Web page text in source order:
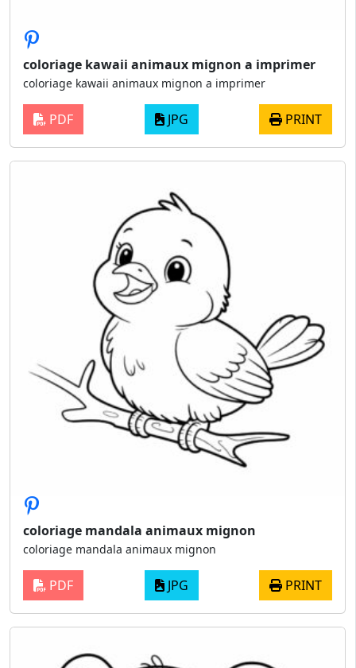
coloriage kawaii animaux mignon a imprimer
coloriage kawaii animaux mignon a imprimer
PDF JPG PRINT
coloriage mandala animaux mignon
coloriage mandala animaux mignon
PDF JPG PRINT